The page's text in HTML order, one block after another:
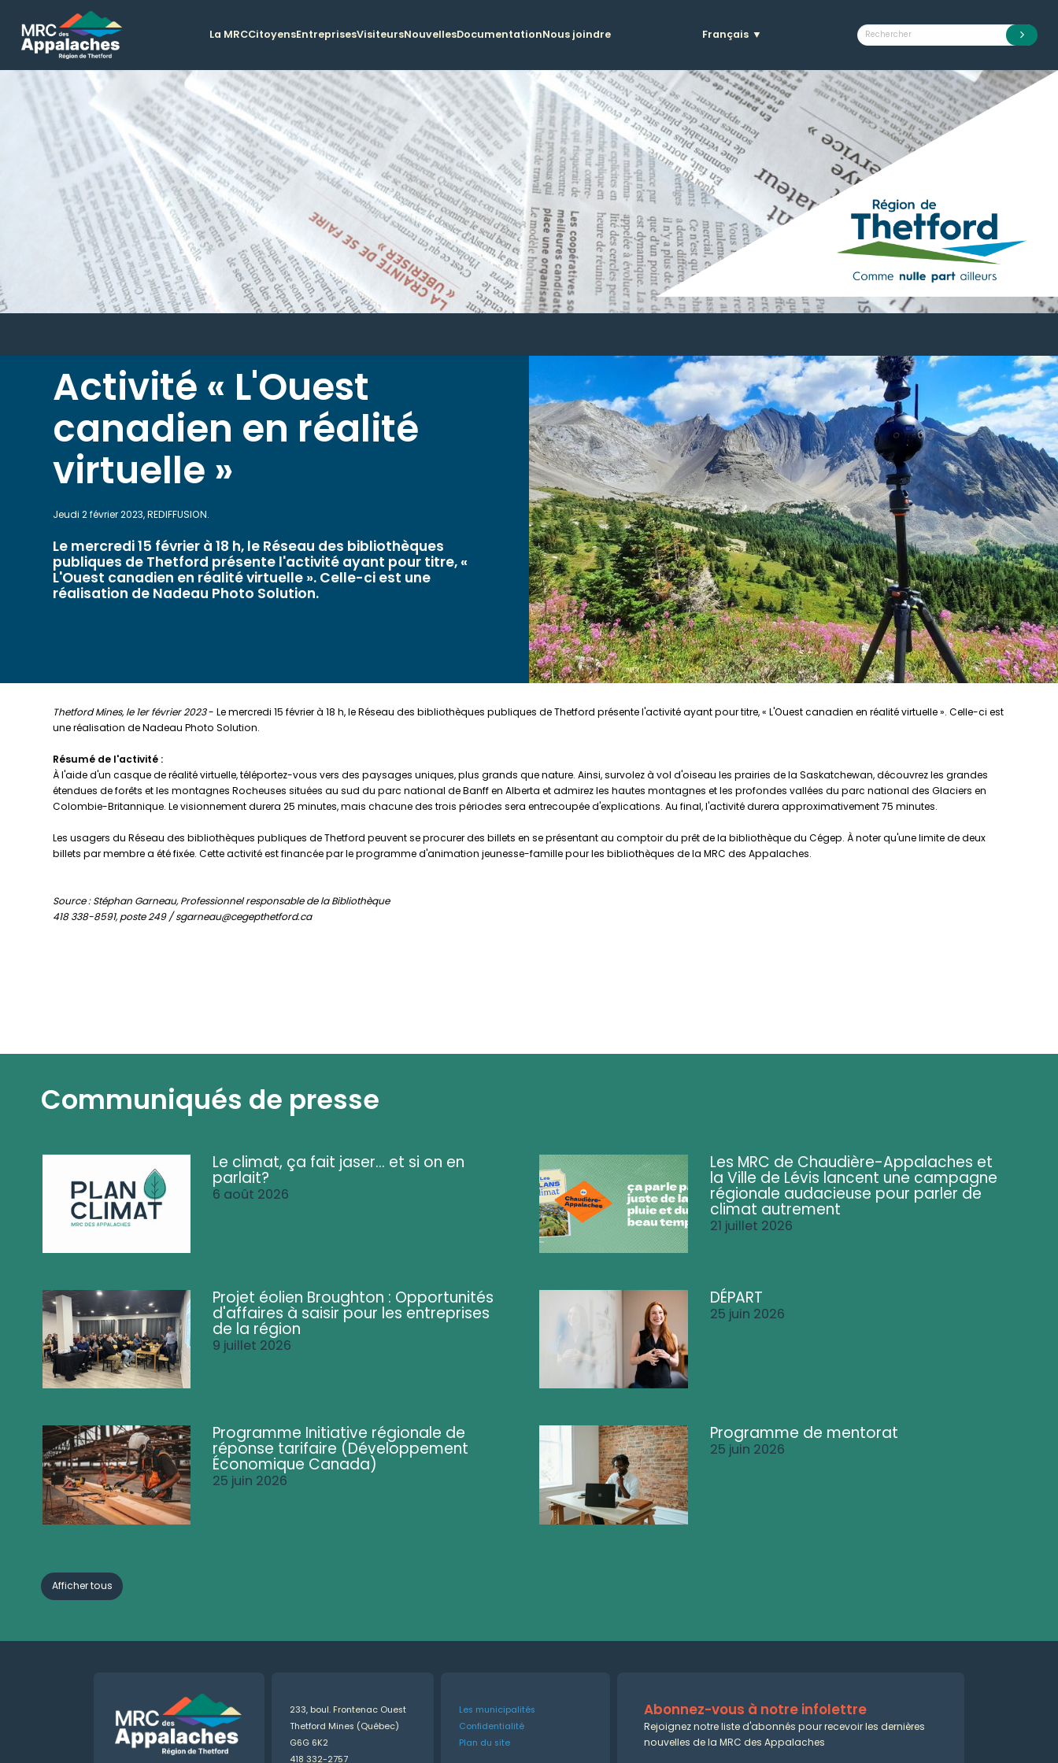
La MRCCitoyensEntreprisesVisiteursNouvellesDocumentationNous joindre Français ▼
Activité « L'Ouest
canadien en réalité
virtuelle »
Jeudi 2 février 2023, REDIFFUSION.
Le mercredi 15 février à 18 h, le Réseau des bibliothèques
publiques de Thetford présente l'activité ayant pour titre, «
L'Ouest canadien en réalité virtuelle ». Celle-ci est une
réalisation de Nadeau Photo Solution.
Thetford Mines, le 1er février 2023- Le mercredi 15 février à 18 h, le Réseau des bibliothèques publiques de Thetford présente l'activité ayant pour titre, « L'Ouest canadien en réalité virtuelle ». Celle-ci est
une réalisation de Nadeau Photo Solution.
Résumé de l'activité :
À l'aide d'un casque de réalité virtuelle, téléportez-vous vers des paysages uniques, plus grands que nature. Ainsi, survolez à vol d'oiseau les prairies de la Saskatchewan, découvrez les grandes
étendues de forêts et les montagnes Rocheuses situées au sud du parc national de Banff en Alberta et admirez les hautes montagnes et les profondes vallées du parc national des Glaciers en
Colombie-Britannique. Le visionnement durera 25 minutes, mais chacune des trois périodes sera entrecoupée d'explications. Au final, l'activité durera approximativement 75 minutes.
Les usagers du Réseau des bibliothèques publiques de Thetford peuvent se procurer des billets en se présentant au comptoir du prêt de la bibliothèque du Cégep. À noter qu'une limite de deux
billets par membre a été fixée. Cette activité est financée par le programme d'animation jeunesse-famille pour les bibliothèques de la MRC des Appalaches.
Source : Stéphan Garneau, Professionnel responsable de la Bibliothèque
418 338-8591, poste 249 / sgarneau@cegepthetford.ca
Communiqués de presse
Le climat, ça fait jaser... et si on en
parlait?
6 août 2026
Les MRC de Chaudière-Appalaches et
la Ville de Lévis lancent une campagne
régionale audacieuse pour parler de
climat autrement
21 juillet 2026
Projet éolien Broughton : Opportunités
d'affaires à saisir pour les entreprises
de la région
9 juillet 2026
DÉPART
25 juin 2026
Programme Initiative régionale de
réponse tarifaire (Développement
Économique Canada)
25 juin 2026
Programme de mentorat
25 juin 2026
Afficher tous
233, boul. Frontenac Ouest
Thetford Mines (Québec)
G6G 6K2
418 332-2757
Les municipalités
Confidentialité
Plan du site
Abonnez-vous à notre infolettre
Rejoignez notre liste d'abonnés pour recevoir les dernières
nouvelles de la MRC des Appalaches